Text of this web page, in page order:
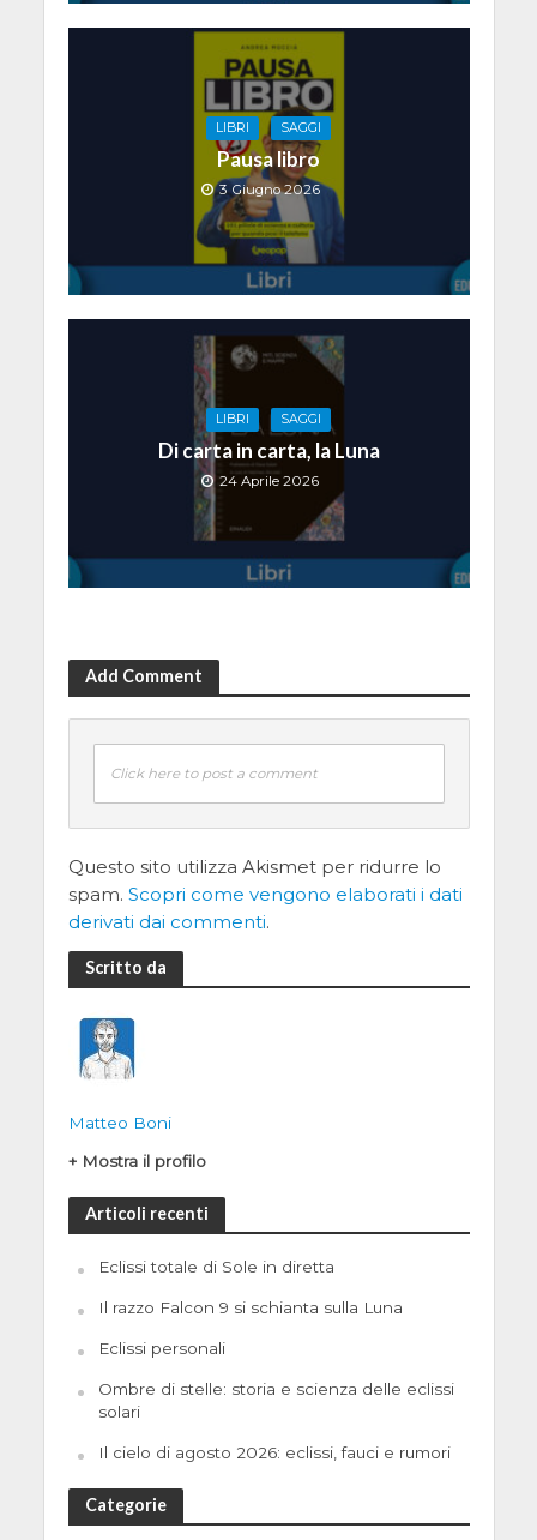
LIBRI SAGGI
Pausa libro
3 Giugno 2026
LIBRI SAGGI
Di carta in carta, la Luna
24 Aprile 2026
Add Comment
Click here to post a comment
Questo sito utilizza Akismet per ridurre lo
spam. Scopri come vengono elaborati i dati
derivati dai commenti.
Scritto da
Matteo Boni
+ Mostra il profilo
Articoli recenti
Eclissi totale di Sole in diretta
Il razzo Falcon 9 si schianta sulla Luna
Eclissi personali
Ombre di stelle: storia e scienza delle eclissi
solari
Il cielo di agosto 2026: eclissi, fauci e rumori
Categorie